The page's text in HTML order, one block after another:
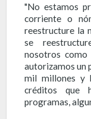
"No estamos
corriente o
reestructure la
se
nosotros como
autorizamos un
mil millones y
créditos que
programas,